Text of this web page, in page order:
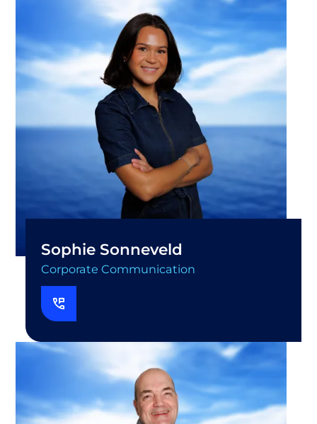
Sophie Sonneveld
Corporate Communication